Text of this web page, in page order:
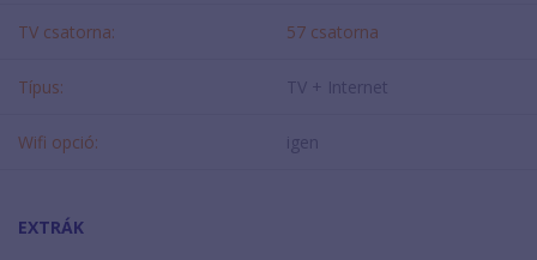
TV csatorna: 57 csatorna
Típus: TV + Internet
Wifi opció: igen
EXTRÁK